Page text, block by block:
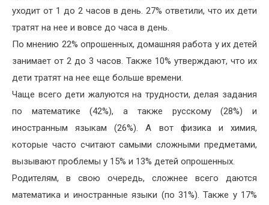
уходит от 1 до 2 часов в день. 27% ответили, что их дети
тратят на нее и вовсе до часа в день.
По мнению 22% опрошенных, домашняя работа у их детей
занимает от 2 до 3 часов. Также 10% утверждают, что их
дети тратят на нее еще больше времени.
Чаще всего дети жалуются на трудности, делая задания
по математике (42%), а также русскому (28%) и
иностранным языкам (26%). А вот физика и химия,
которые часто считают самыми сложными предметами,
вызывают проблемы у 15% и 13% детей опрошенных.
Родителям, в свою очередь, сложнее всего даются
математика и иностранные языки (по 31%). Также у 17%